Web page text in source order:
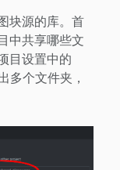
块源的库。首
中共享哪些文
目设置中的
多个文件夹，